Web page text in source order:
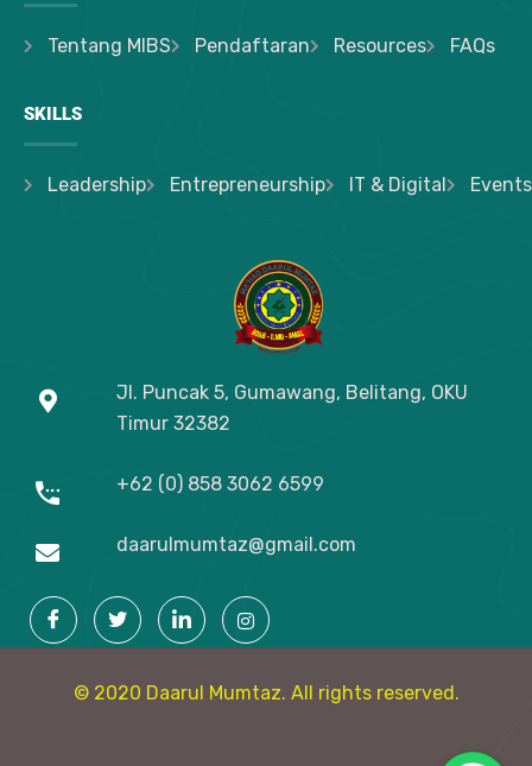
Tentang MIBS Pendaftaran Resources FAQs
SKILLS
Leadership Entrepreneurship IT & Digital Events
Jl. Puncak 5, Gumawang, Belitang, OKU
Timur 32382
+62 (0) 858 3062 6599
daarulmumtaz@gmail.com
© 2020 Daarul Mumtaz. All rights reserved.